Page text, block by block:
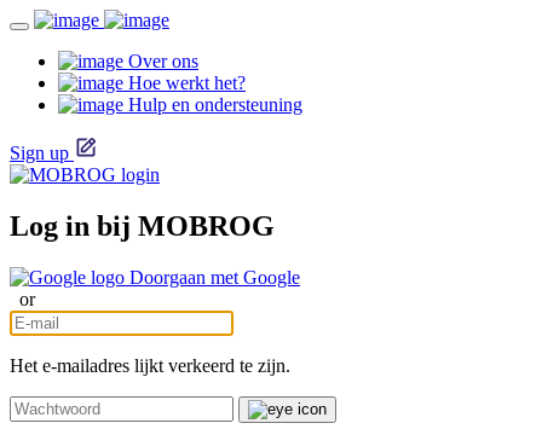
Over ons
Hoe werkt het?
Hulp en ondersteuning
Sign up
Log in bij MOBROG
Doorgaan met Google
or
Het e-mailadres lijkt verkeerd te zijn.